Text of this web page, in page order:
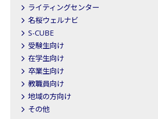
ライティングセンター
名桜ウェルナビ
S-CUBE
受験生向け
在学生向け
卒業生向け
教職員向け
地域の方向け
その他